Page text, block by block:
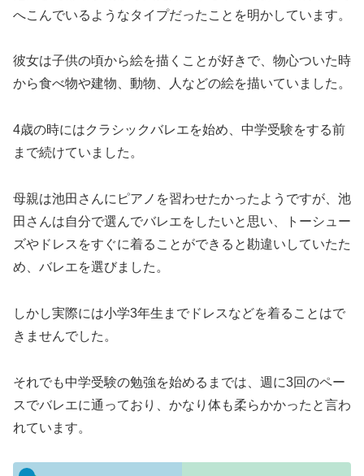
へこんでいるようなタイプだったことを明かしています。
彼女は子供の頃から絵を描くことが好きで、物心ついた時
から食べ物や建物、動物、人などの絵を描いていました。
4歳の時にはクラシックバレエを始め、中学受験をする前
まで続けていました。
母親は池田さんにピアノを習わせたかったようですが、池
田さんは自分で選んでバレエをしたいと思い、トーシュー
ズやドレスをすぐに着ることができると勘違いしていたた
め、バレエを選びました。
しかし実際には小学3年生までドレスなどを着ることはで
きませんでした。
それでも中学受験の勉強を始めるまでは、週に3回のペー
スでバレエに通っており、かなり体も柔らかかったと言わ
れています。